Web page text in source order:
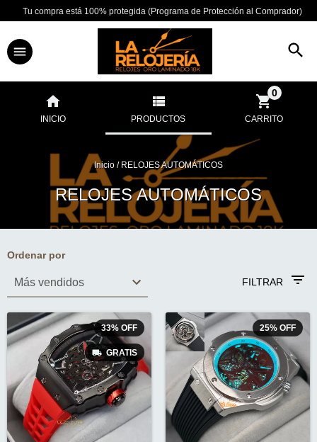
Tu compra está 100% protegida (Programa de Protección al Comprador)
INICIO PRODUCTOS CARRITO
0
Inicio / RELOJES AUTOMÁTICOS
RELOJES AUTOMÁTICOS
Ordenar por
FILTRAR
33% OFF
GRATIS
25% OFF